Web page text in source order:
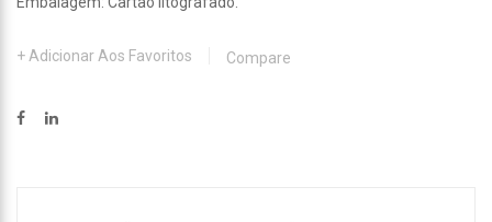
Adicionar Aos Favoritos Compare